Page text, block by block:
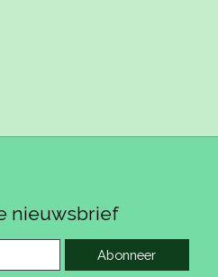
nieuwsbrief
Abonneer